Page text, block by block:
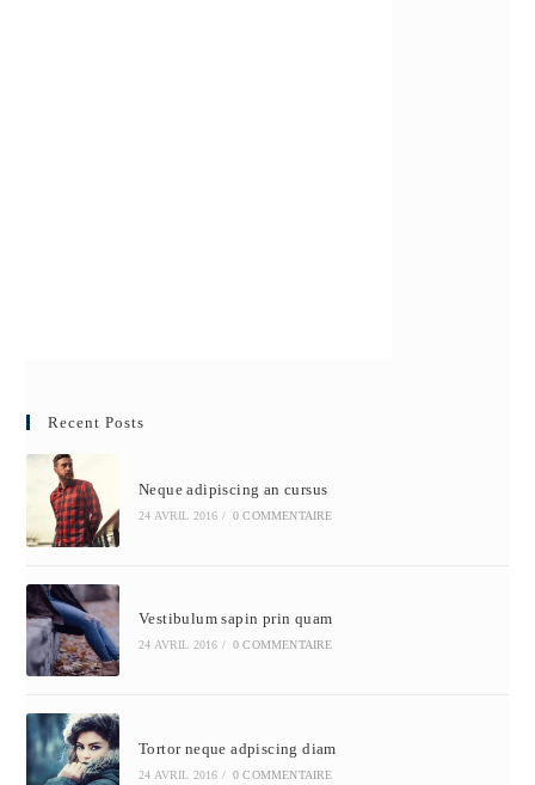
Recent Posts
Neque adipiscing an cursus
24 AVRIL 2016 / 0 COMMENTAIRE
Vestibulum sapin prin quam
24 AVRIL 2016 / 0 COMMENTAIRE
Tortor neque adpiscing diam
24 AVRIL 2016 / 0 COMMENTAIRE